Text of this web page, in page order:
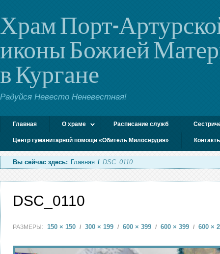
Храм Порт-
иконы Божией
в Кургане
Радуйся Невесто Неневестная!
Главная О храме Расписание служб
Центр гуманитарной помощи «Обитель Милосердия»
Вы сейчас здесь: Главная / DSC_0110
DSC_0110
РАЗМЕРЫ: 150 × 150 / 300 × 199 / 600 × 399 / 600 × 399 / 600 ×